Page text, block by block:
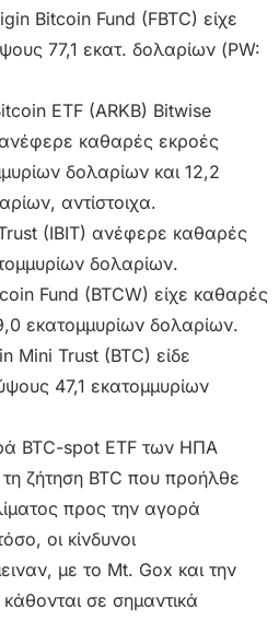
Bitcoin Fund (FBTC) είχε
77,1 εκατ. δολαρίων (PW:
ETF (ARKB) Bitwise
καθαρές εκροές
δολαρίων και 12,2
αντίστοιχα.
(IBIT) ανέφερε καθαρές
δολαρίων.
Fund (BTCW) είχε καθαρές
εκατομμυρίων δολαρίων.
Mini Trust (BTC) είδε
47,1 εκατομμυρίων
BTC-spot ETF των ΗΠΑ
τη ζήτηση BTC που προήλθε
προς την αγορά
οι κίνδυνοι
με το Mt. Gox και την
σε σημαντικά